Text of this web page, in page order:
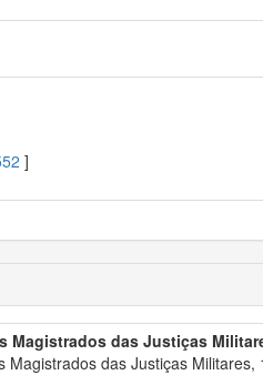
]
Magistrados das Justiças
das Justiças Militares,